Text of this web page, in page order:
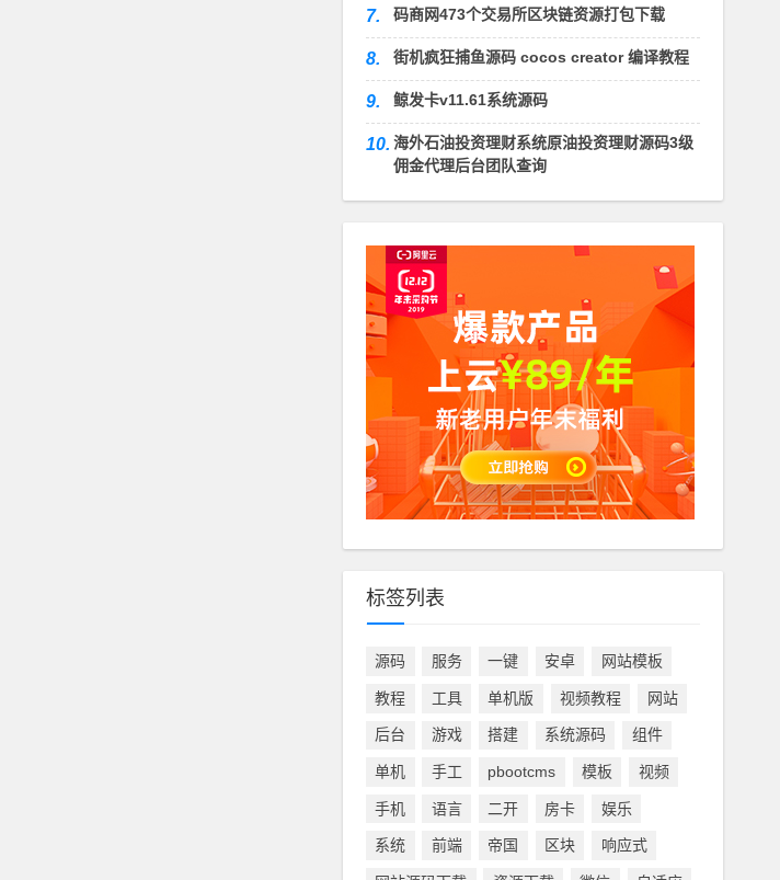
7. 码商网473个交易所区块链资源打包下载
8. 街机疯狂捕鱼源码 cocos creator 编译教程
9. 鲸发卡v11.61系统源码
10. 海外石油投资理财系统原油投资理财源码3级
佣金代理后台团队查询
标签列表
源码 服务 一键 安卓 网站模板
教程 工具 单机版 视频教程 网站
后台 游戏 搭建 系统源码 组件
单机 手工 pbootcms 模板 视频
手机 语言 二开 房卡 娱乐
系统 前端 帝国 区块 响应式